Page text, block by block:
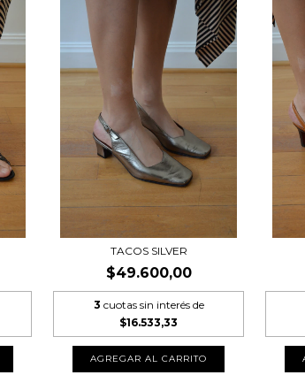
TACOS SILVER
$49.600,00
3 cuotas sin interés de
$16.533,33